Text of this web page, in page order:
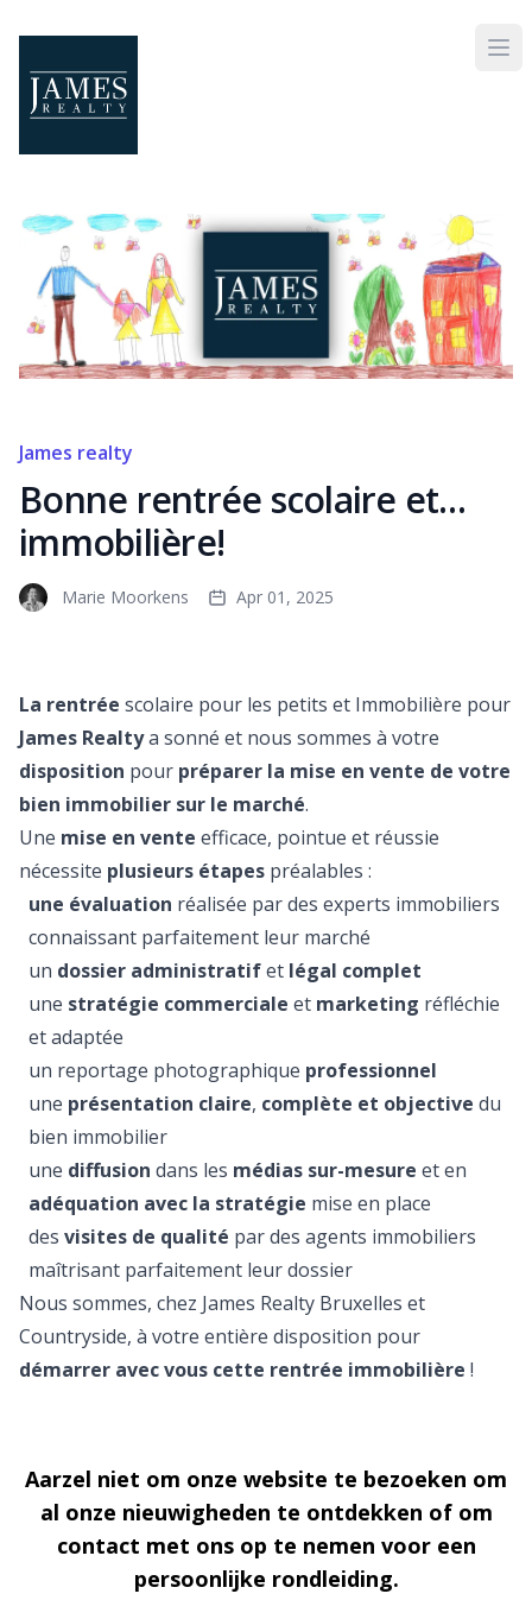
James realty
Bonne rentrée scolaire et…
immobilière!
Marie Moorkens Apr 01, 2025
La rentrée scolaire pour les petits et Immobilière pour
James Realtya sonné et nous sommes à votre
disposition pour préparer la mise en vente de votre
bien immobilier sur le marché.
Une mise en vente efficace, pointue et réussie
nécessite plusieurs étapes préalables :
une évaluation réalisée par des experts immobiliers
connaissant parfaitement leur marché
un dossier administratifet légal complet
une stratégie commerciale et marketing réfléchie
et adaptée
un reportage photographique professionnel
une présentation claire, complète et objective du
bien immobilier
une diffusion dans les médias sur-mesure et en
adéquation avec la stratégie mise en place
des visites de qualité par des agents immobiliers
maîtrisant parfaitement leur dossier
Nous sommes, chez James Realty Bruxelles et
Countryside, à votre entière disposition pour
démarrer avec vous cette rentrée immobilière !
Aarzel niet om onze website te bezoeken om
al onze nieuwigheden te ontdekken of om
contact met ons op te nemen voor een
persoonlijke rondleiding.